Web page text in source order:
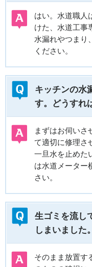
はい。水道職人
けた、水道工事
水漏れやつまり
ください。
キッチンの水
す。どうすれ
まずはお伺いさ
て適切に修理さ
一旦水を止めた
は水道メーター
さい。
生ゴミを流し
しまいました
そのまま放置す